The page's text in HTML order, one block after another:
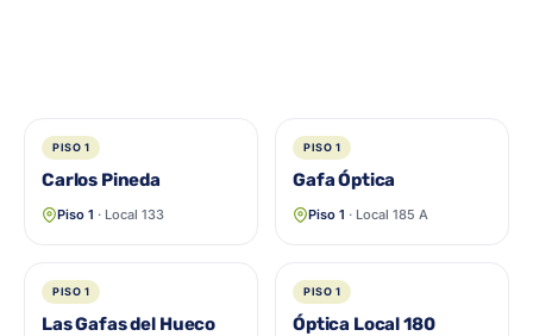
PISO 1
Carlos Pineda
Piso 1 · Local 133
PISO 1
Gafa Óptica
Piso 1 · Local 185 A
PISO 1
Las Gafas del Hueco
PISO 1
Óptica Local 180